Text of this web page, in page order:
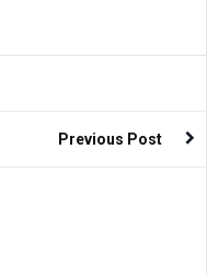
Previous Post